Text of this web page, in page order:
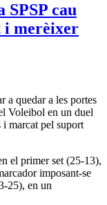
SPSP cau
i merèixer
a quedar a les portes
Voleibol en un duel
i marcat pel suport
el primer set (25-13),
imposant-se
25), en un